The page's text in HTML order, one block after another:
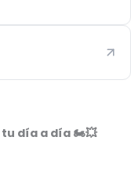
tu día a día 🏍️💥